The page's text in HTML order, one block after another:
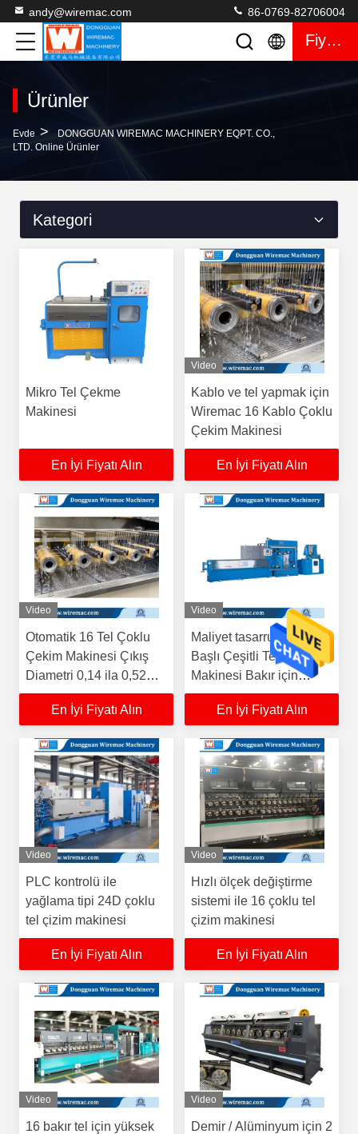
andy@wiremac.com 86-0769-82706004
Fiyat Teklifi
Ürünler
Evde >
DONGGUAN WIREMAC MACHINERY EQPT. CO.,
LTD. Online Ürünler
Kategori
Mikro Tel Çekme
Makinesi
En İyi Fiyatı Alın
Video
Kablo ve tel yapmak için
Wiremac 16 Kablo Çoklu
Çekim Makinesi
En İyi Fiyatı Alın
Video
Otomatik 16 Tel Çoklu
Çekim Makinesi Çıkış
Diametri 0,14 ila 0,52
mm
En İyi Fiyatı Alın
Video
Maliyet tasarrufu 16
Başlı Çeşitli Tel Çekim
Makinesi Bakır için
Online Annealing ile
En İyi Fiyatı Alın
Video
PLC kontrolü ile
yağlama tipi 24D çoklu
tel çizim makinesi
En İyi Fiyatı Alın
Video
Hızlı ölçek değiştirme
sistemi ile 16 çoklu tel
çizim makinesi
En İyi Fiyatı Alın
Video
16 bakır tel için yüksek
Video
Demir / Alüminyum için 2